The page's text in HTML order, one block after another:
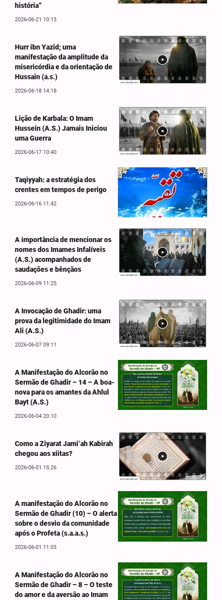
história”
2026-06-21 10:13
Hurr ibn Yazid; uma
manifestação da amplitude da
misericórdia e da orientação de
Hussain (a.s.)
2026-06-18 14:18
Lição de Karbala: O Imam
Hussein (A.S.) Jamais Iniciou
uma Guerra
2026-06-17 10:40
Taqiyyah: a estratégia dos
crentes em tempos de perigo
2026-06-16 11:42
A importância de mencionar os
nomes dos Imames Infalíveis
(A.S.) acompanhados de
saudações e bênçãos
2026-06-09 11:25
A Invocação de Ghadir: uma
prova da legitimidade do Imam
Ali (A.S.)
2026-06-07 09:11
A Manifestação do Alcorão no
Sermão de Ghadir – 14 – A boa-
nova para os amantes da Ahlul
Bayt (A.S.)
2026-06-04 20:10
Como a Ziyarat Jami‘ah Kabirah
chegou aos xiitas?
2026-06-01 15:26
A manifestação do Alcorão no
Sermão de Ghadir (10) – O alerta
sobre o desvio da comunidade
após o Profeta (s.a.a.s.)
2026-06-01 11:03
A Manifestação do Alcorão no
Sermão de Ghadir – 8 – O teste
do amor e da aversão ao Imam